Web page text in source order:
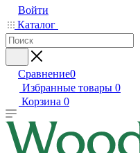
Войти
Каталог
Сравнение0
Избранные товары 0
Корзина 0